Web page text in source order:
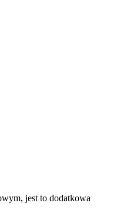
jest to dodatkowa